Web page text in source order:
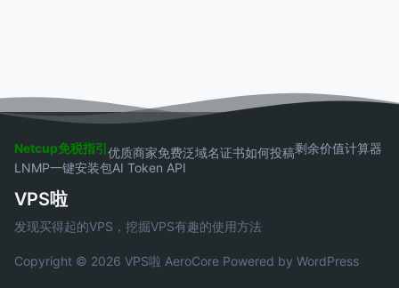
Netcup免税指引优质商家免费泛域名证书如何投稿剩余价值计算器
LNMP一键安装包AI Token API
VPS啦
发现买得起的VPS，挖掘VPS有趣的使用方法
Copyright © 2026 VPS啦 AeroCore Powered by WordPress